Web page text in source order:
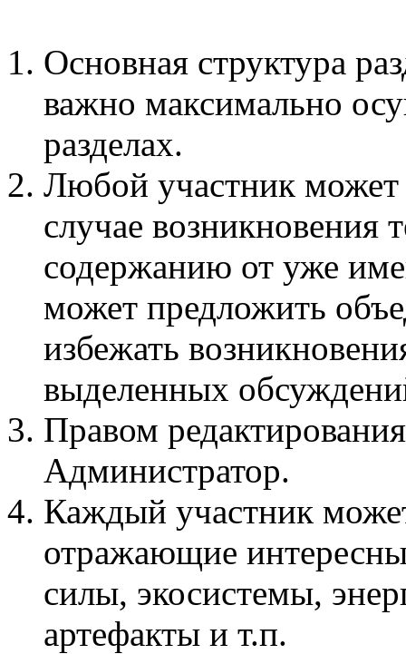
Основная структура
важно максимально
разделах.
Любой участник
случае возникновения
содержанию от уже
может предложить
избежать
выделенных
Правом
Администратор.
Каждый участник
отражающие
силы, экосистемы,
артефакты и т.п.